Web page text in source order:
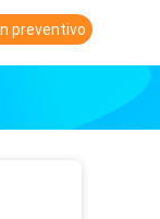
preventivo